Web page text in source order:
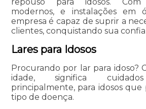
modernos, e instalações em
empresa é capaz de suprir a
clientes, conquistando sua
Lares para Idosos
Procurando por lar para idoso?
idade, significa
principalmente, para idosos
tipo de doença.